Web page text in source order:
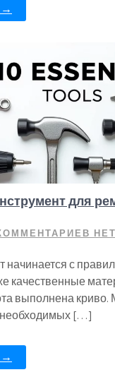
→
для
НЕТ
с
качественные
выполнена
необходимых […]
→